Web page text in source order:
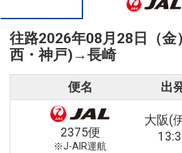
往路2026年08月28日（金）
西・神戸) →長崎
便名 出
2375便
※J-AIR運航
大阪(